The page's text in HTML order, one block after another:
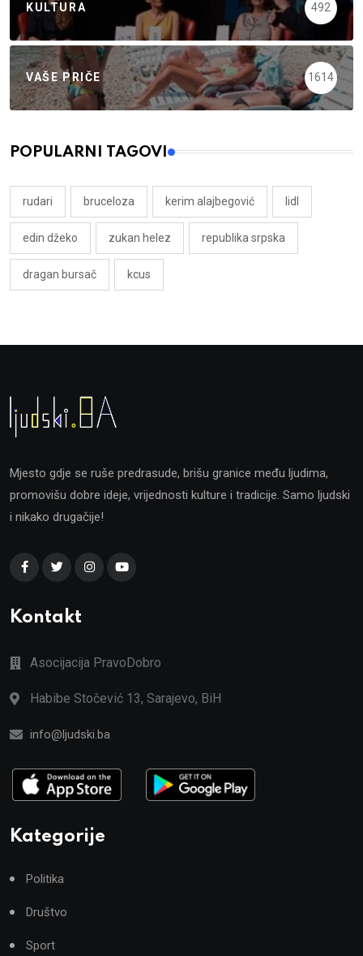
KULTURA 492
VAŠE PRIČE 1614
POPULARNI TAGOVI
rudari bruceloza kerim alajbegović lidl
edin džeko zukan helez republika srpska
dragan bursač kcus
Mjesto gdje se ruše predrasude, brišu granice među ljudima,
promovišu dobre ideje, vrijednosti kulture i tradicije. Samo ljudski
i nikako drugačije!
Kontakt
Asocijacija PravoDobro
Habibe Stočević 13, Sarajevo, BiH
info@ljudski.ba
Kategorije
Politika
Društvo
Sport